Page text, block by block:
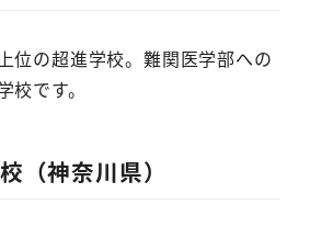
位の超進学校。難関医学部への
です。
（神奈川県）